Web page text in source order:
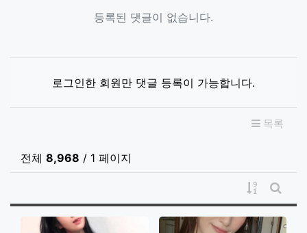
등록된 댓글이 없습니다.
로그인한 회원만 댓글 등록이 가능합니다.
목록
전체 8,968 / 1 페이지
게시물 정
게시